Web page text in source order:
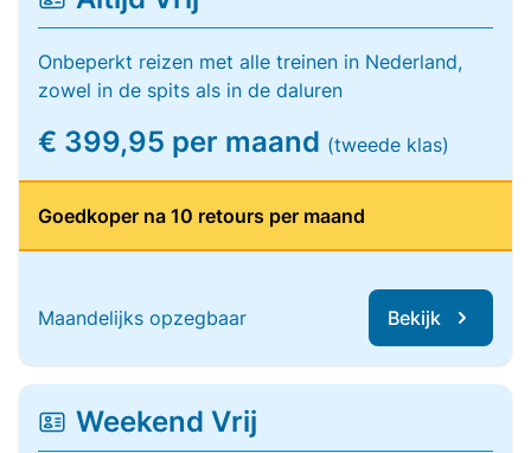
Onbeperkt reizen met alle treinen in Nederland,
zowel in de spits als in de daluren
€ 399,95 per maand (tweede klas)
Goedkoper na 10 retours per maand
Maandelijks opzegbaar Bekijk
Weekend Vrij